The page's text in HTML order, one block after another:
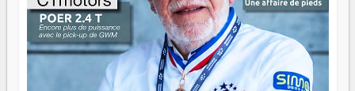
Il faut juste s'assurer que tout le monde rame dans le
même sens.